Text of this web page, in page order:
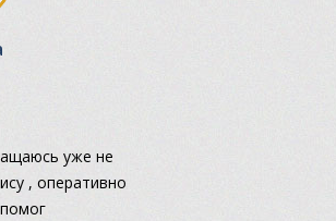
уже не
, оперативно